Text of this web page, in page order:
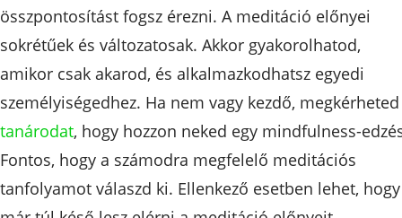
összpontosítást fogsz érezni. A meditáció előnyei
sokrétűek és változatosak. Akkor gyakorolhatod,
amikor csak akarod, és alkalmazkodhatsz egyedi
személyiségedhez. Ha nem vagy kezdő,
tanárodat, hogy hozzon neked egy mindfulness-
Fontos, hogy a számodra megfelelő meditációs
tanfolyamot válaszd ki. Ellenkező esetben lehet, hogy